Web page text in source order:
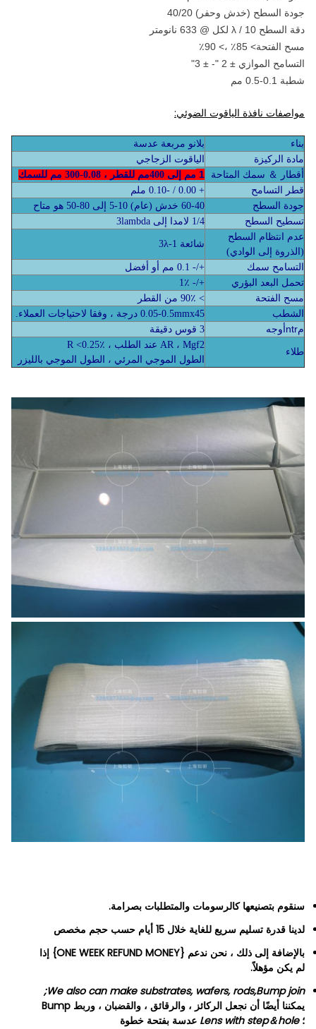
جودة السطح (خدش وحفر) 40/20
دقة السطح λ / 10 لكل @ 633 نانومتر
مسح الفتحة> 85٪ ،> 90٪
التسامح الموازي ± 2 "- ± 3"
شطبة 0.1-0.5 مم
مواصفات نافذة الياقوت الضوئي:
بناء بلانو مربعة عدسة
مادة الركيزة
الياقوت الزجاجي
أقطار ＆ سمك المتاحة 1 مم إلى 400
مم للقطر ، 0.08-300 مم للسمك
قطر التسامح
+ 0.00 / -0.10 ملم
جودة السطح
60-40 خدش (عام) 10-5 إلى 80-50 هو متاح
تسطيح السطح
1/4 لامدا إلى 3lambda
عدم انتظام السطح
(الذروة إلى الوادي)
شائعة 1-3λ
التسامح سمك
+/- 0.1 مم أو أفضل
تحمل البعد البؤري
+/- 1٪
مسح الفتحة
> 90٪ من القطر
الشطب
0.05-0.5mmx45 درجة ، وفقا لاحتياجات العملاء.
مntr أوجه 3 قوس دقيقة
طلاء
AR ، Mgf2 عند الطلب ، R <0.25٪
الطول الموجي المرئي ، الطول الموجي بالليزر
سنقوم بتصنيعها كالرسومات والمتطلبات بصرامة.
لدينا قدرة تسليم سريع للغاية خلال 15 أيام حسب حجم مخصص
بالإضافة إلى ذلك ، نحن ندعم {ONE WEEK REFUND MONEY} إذا
لم يكن مؤهلاً.
We also can make substrates, wafers, rods,Bump join;
يمكننا أيضًا أن نجعل الركائز ، والرقائق ، والقضبان ، وربط Bump
؛ Lens with step＆hole عدسة بفتحة خطوة